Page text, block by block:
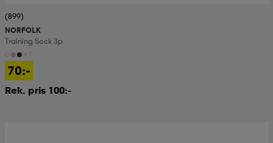
(899)
NORFOLK
Training Sock 3p
70:-
Rek. pris 100:-